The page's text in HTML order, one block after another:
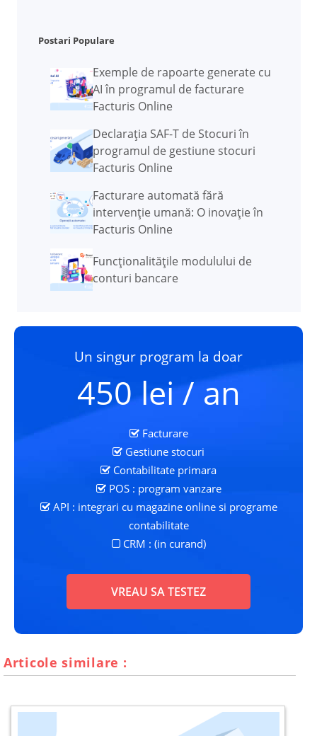
Postari Populare
Exemple de rapoarte generate cu
AI în programul de facturare
Facturis Online
Declarația SAF-T de Stocuri în
programul de gestiune stocuri
Facturis Online
Facturare automată fără
intervenție umană: O inovație în
Facturis Online
Funcţionalităţile modulului de
conturi bancare
Un singur program la doar
450 lei / an
Facturare
Gestiune stocuri
Contabilitate primara
POS : program vanzare
API : integrari cu magazine online si programe
contabilitate
CRM : (in curand)
VREAU SA TESTEZ
Articole similare :